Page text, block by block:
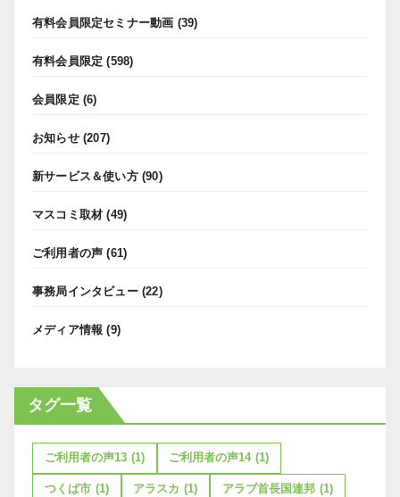
有料会員限定セミナー動画 (39)
有料会員限定 (598)
会員限定 (6)
お知らせ(207)
新サービス＆使い方(90)
マスコミ取材 (49)
ご利用者の声 (61)
事務局インタビュー(22)
メディア情報 (9)
タグ一覧
ご利用者の声13 (1) ご利用者の声14 (1)
つくば市 (1) アラスカ (1) アラブ首長国連邦 (1)